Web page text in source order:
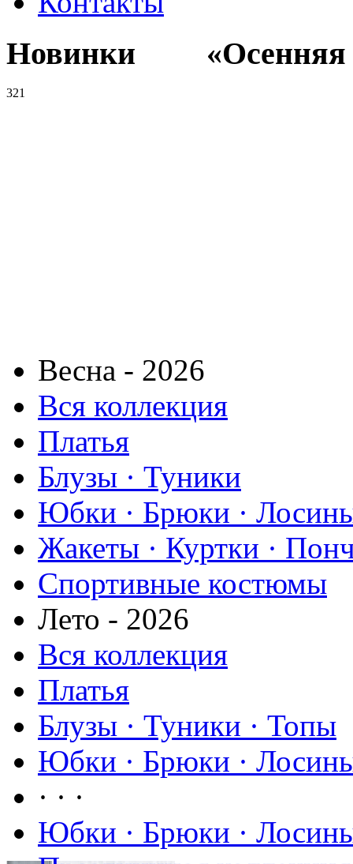
Новинки «Осенняя
321
Весна - 2026
Вся коллекция
Платья
Блузы · Туники
Юбки · Брюки ·
Жакеты · Куртки ·
Спортивные костюмы
Лето - 2026
Вся коллекция
Платья
Блузы · Туники · Топы
Юбки · Брюки ·
· · ·
Юбки · Брюки ·